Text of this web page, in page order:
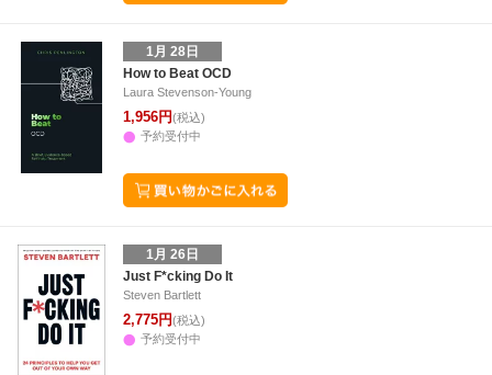
1月 28日
How to Beat OCD
Laura Stevenson-Young
1,956円(税込)
予約受付中
1月 26日
Just F*cking Do It
Steven Bartlett
2,775円(税込)
予約受付中